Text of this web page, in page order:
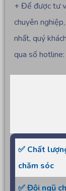
+ Để được tư
chuyên
nhất, quý
qua số
✅ Chất
chăm sóc
✅ Đội ngũ